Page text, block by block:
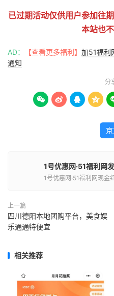
已过期活动仅供用户参加往
本站也不
AD： 【查看更多福利】 加51福利
通知
分
   
1号优惠网·51福利网
1号优惠网·51福利网现金
上一篇
四川德阳本地团购平台，美食娱
乐通通特便宜
相关推荐